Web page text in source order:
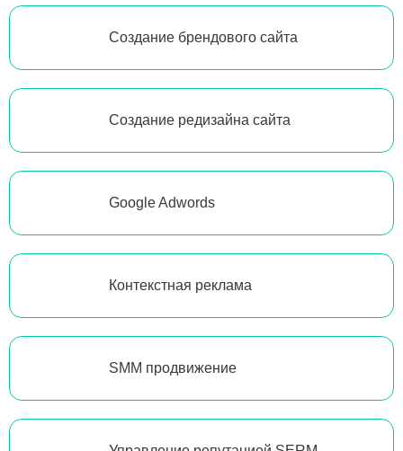
Создание брендового сайта
Создание редизайна сайта
Google Adwords
Контекстная реклама
SMM продвижение